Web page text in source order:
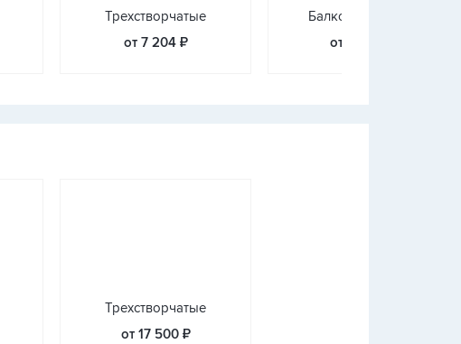
Трехстворчатые
от 7 204 ₽
Балконные блоки
от 10 914 ₽
Трехстворчатые
от 17 500 ₽